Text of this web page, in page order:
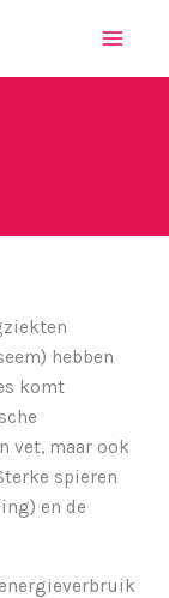
hebben
komt
vet, maar ook
spieren
en de